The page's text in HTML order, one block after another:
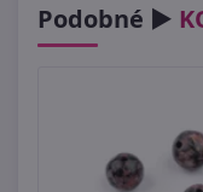
Podobné ►